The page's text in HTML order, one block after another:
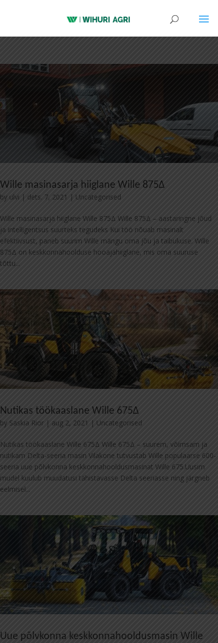
Wille masinasarja hiiglane Wille 875Δ
by ulvi | dets. 7, 2021 | Uncategorised
Wille masinasarja hiiglane Wille 875Δ Wille 875Δ – aastaringne jõud
ja intelligentsus suurteks tegudeks Kui töö nõuab masinalt
efektiivsust, paneb suurim Wille mängu oma jõu ja taibukuse. Wille
875Δ on keskkonnahoolduse hooajahiiglane, mis oma suuruse
tõttu...
Nutikas töökaaslane Wille 675Δ
by Saskia Rior | aug 2, 2021 | Uncategorised
Nutikas töökaaslane Wille 675Δ Wille 675Δ – suurem, võimsam ja
nutikam Delta-seeria masin Vilakone tutvustab Wille populaarse 600-
seeria uue põlvkonna keskkonnahooldusmasinat Wille 675.Uusim
mudel kuulub muudatusi tähistavasse Delta seeriasse ning järgneb
eelmisel...
Uue põlvkonna keskkonnahooldusmasin Wille